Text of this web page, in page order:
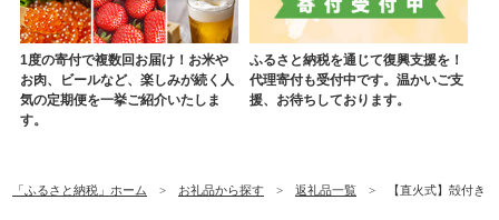
1度の寄付で複数回お届け！お米や
お肉、ビールなど、楽しみが続く人
気の定期便を一挙ご紹介いたしま
す。
ふるさと納税を通じて復興支援を！
代理寄付も受付中です。温かいご支
援、お待ちしております。
「ふるさと納税」ホーム お礼品から探す 返礼品一覧 【直火式】殻付